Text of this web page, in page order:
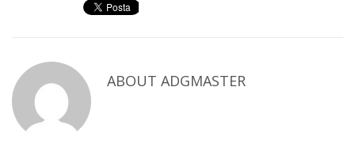
ABOUT ADGMASTER